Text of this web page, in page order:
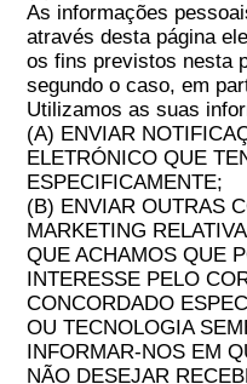
As informações
através desta página
os fins previstos nesta
segundo o caso, em
Utilizamos as suas
(A) ENVIAR
ELETRÓNICO QUE
ESPECIFICAMENTE;
(B) ENVIAR OUTRAS
MARKETING
QUE ACHAMOS QUE
INTERESSE PELO
CONCORDADO
OU TECNOLOGIA
INFORMAR-NOS EM
NÃO DESEJAR